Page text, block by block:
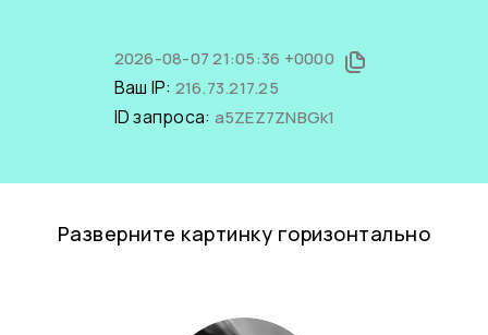
2026-08-07 21:05:36 +0000
Ваш IP: 216.73.217.25
ID запроса: a5ZEZ7ZNBGk1
Разверните картинку горизонтально